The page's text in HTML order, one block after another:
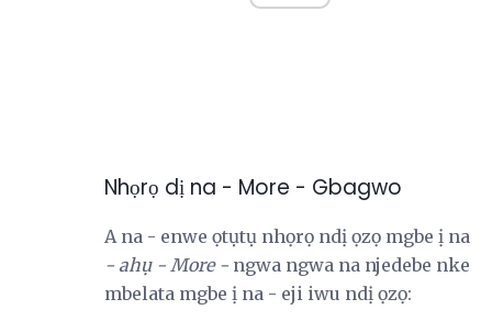
Nhọrọ dị na - More - Gbagwo
A na - enwe ọtụtụ nhọrọ ndị ọzọ mgbe ị na
- ahụ - More - ngwa ngwa na njedebe nke
mbelata mgbe ị na - eji iwu ndị ọzọ: